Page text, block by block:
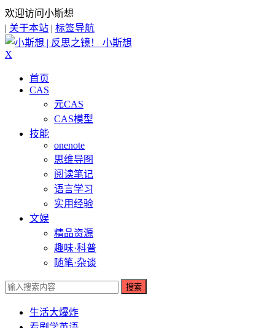
欢迎访问小斯想
| 关于本站 | 标签导航
小斯想
X
首页
CAS
元CAS
CAS模型
技能
onenote
思维导图
阅读笔记
语言学习
实用经验
文娱
精品资源
趣味·科普
随笔·杂谈
搜索
生活大爆炸